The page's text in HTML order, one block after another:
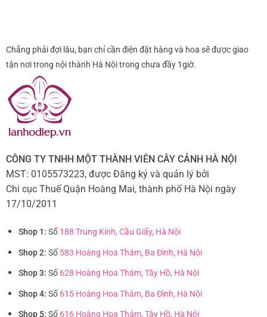
Chẳng phải đợi lâu, bạn chỉ cần điện đặt hàng và hoa sẽ được giao
tận nơi trong nội thành Hà Nội trong chưa đầy 1giờ.
CÔNG TY TNHH MỘT THÀNH VIÊN CÂY CẢNH HÀ NỘI
MST: 0105573223, được Đăng ký và quản lý bởi
Chi cục Thuế Quận Hoàng Mai, thành phố Hà Nội ngày
17/10/2011
Shop 1: Số 188 Trung Kính, Cầu Giấy, Hà Nội
Shop 2: Số 583 Hoàng Hoa Thám, Ba Đình, Hà Nội
Shop 3: Số 628 Hoàng Hoa Thám, Tây Hồ, Hà Nội
Shop 4: Số 615 Hoàng Hoa Thám, Ba Đình, Hà Nội
Shop 5: Số 616 Hoàng Hoa Thám, Tây Hồ, Hà Nội